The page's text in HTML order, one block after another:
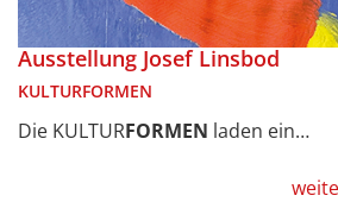
Ausstellung Josef Linsbod
KULTURFORMEN
Die KULTURFORMEN laden ein…